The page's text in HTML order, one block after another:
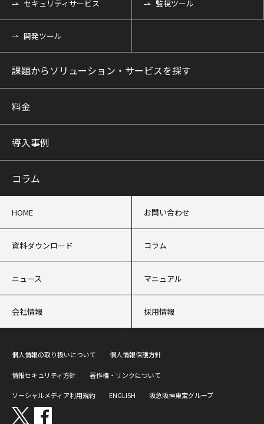
セキュリティサービス 監視ツール
開発ツール
課題からソリューション・サービスを探す
料金
導入事例
コラム
HOME お問い合わせ
資料ダウンロード コラム
ニュース マニュアル
会社情報 採用情報
個人情報の取り扱いについて 個人情報保護方針
情報セキュリティ方針 著作権・リンクについて
ソーシャルメディア利用規約 ENGLISH 阪急阪神東宝グループ